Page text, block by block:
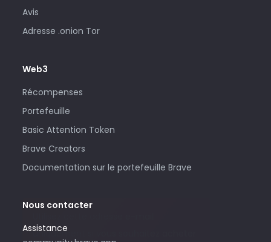
Avis
Adresse .onion Tor
Web3
Récompenses
Portefeuille
Basic Attention Token
Brave Creators
Documentation sur le portefeuille Brave
Nous contacter
Assistance
uniquement si vous souhaitez acheter